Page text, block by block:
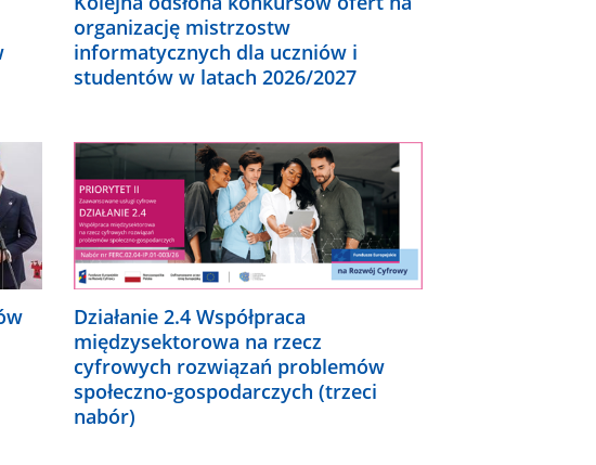
organizację mistrzostw
informatycznych dla uczniów i
studentów w latach 2026/2027
Działanie 2.4 Współpraca
międzysektorowa na rzecz
cyfrowych rozwiązań problemów
społeczno-gospodarczych (trzeci
nabór)